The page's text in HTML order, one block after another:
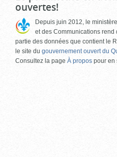
ouvertes!
Depuis juin 2012, le
et des Communications rend
partie des données que contient le
le site du gouvernement ouvert du
Consultez la page À propos pour en